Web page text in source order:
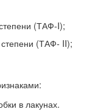
(ТАФ-I);
(ТАФ- II);
в лакунах.